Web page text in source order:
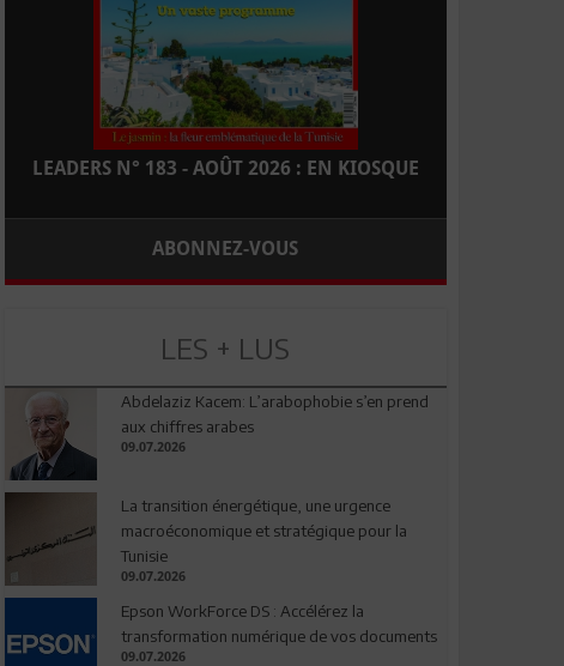
LEADERS N° 183 - AOÛT 2026 : EN KIOSQUE
ABONNEZ-VOUS
LES + LUS
Abdelaziz Kacem: L’arabophobie s’en prend
aux chiffres arabes
09.07.2026
La transition énergétique, une urgence
macroéconomique et stratégique pour la
Tunisie
09.07.2026
Epson WorkForce DS : Accélérez la
transformation numérique de vos documents
09.07.2026